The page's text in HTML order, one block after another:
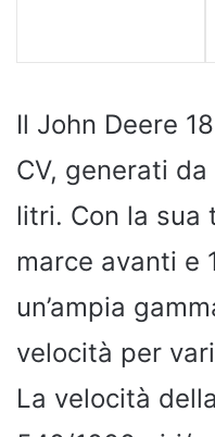
Il John Deere
CV, generati
litri. Con la sua
marce avanti e
un’ampia
velocità per
La velocità